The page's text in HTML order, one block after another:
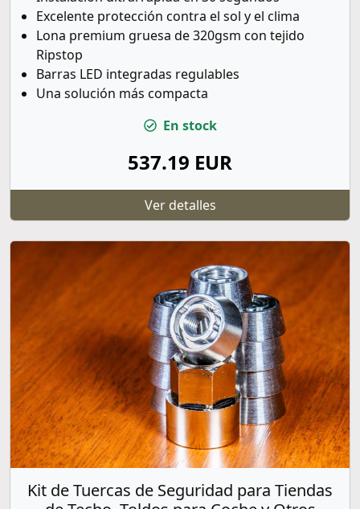
Excelente protección contra el sol y el clima
Lona premium gruesa de 320gsm con tejido
Ripstop
Barras LED integradas regulables
Una solución más compacta
En stock
537.19 EUR
Ver detalles
Kit de Tuercas de Seguridad para Tiendas